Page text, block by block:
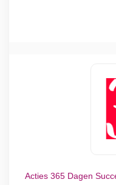
Acties 365 Dagen